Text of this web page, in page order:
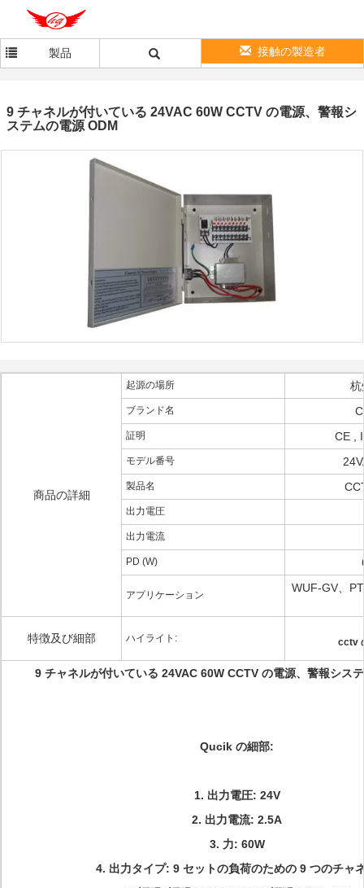
製品 接触の製造者
9 チャネルが付いている 24VAC 60W CCTV の電源、警報シ
ステムの電源 ODM
商品の詳細
起源の場所 杭
ブランド名
証明 CE ,
モデル番号
製品名
出力電圧
出力電流
PD (W)
アプリケーション
WUF-GV、
特徴及び細部 ハイライト: cctv
9 チャネルが付いている 24VAC 60W CCTV の電源、警報シス
Qucik の細部:
1. 出力電圧: 24V
2. 出力電流: 2.5A
3. 力: 60W
4. 出力タイプ: 9 セットの負荷のための 9 つのチャ